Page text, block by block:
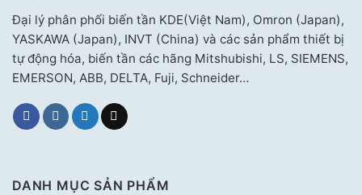
Đại lý phân phối biến tần KDE(Việt Nam), Omron (Japan),
YASKAWA (Japan), INVT (China) và các sản phẩm thiết bị
tự động hóa, biến tần các hãng Mitshubishi, LS, SIEMENS,
EMERSON, ABB, DELTA, Fuji, Schneider…
DANH MỤC SẢN PHẨM